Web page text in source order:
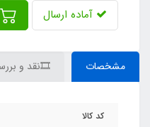
آماده ارسال
مشخصات 🎞نقد و
کد کالا